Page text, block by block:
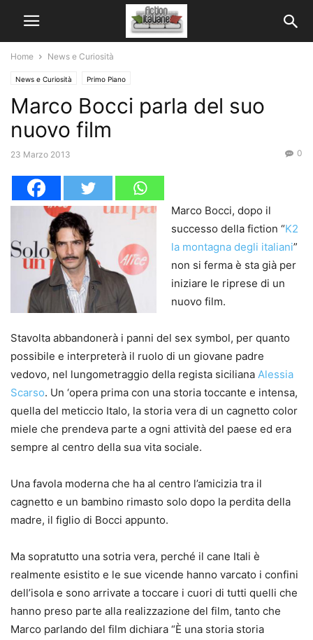
Home News e Curiosità
News e Curiosità Primo Piano
Marco Bocci parla del suo
nuovo film
23 Marzo 2013 0
Marco Bocci, dopo il
successo della fiction “K2
la montagna degli italiani”
non si ferma è sta già per
iniziare le riprese di un
nuovo film.
Stavolta abbandonerà i panni del sex symbol, per quanto
possibile e interpreterà il ruolo di un giovane padre
vedovo, nel lungometraggio della regista siciliana Alessia
Scarso. Un ‘opera prima con una storia toccante e intensa,
quella del meticcio Italo, la storia vera di un cagnetto color
miele che prendeva parte a ogni attività del paese ed era
sempre al centro della sua vita sociale.
Una favola moderna che ha al centro l’amicizia tra il
cagnetto e un bambino rimasto solo dopo la perdita della
madre, il figlio di Bocci appunto.
Ma sopratutto una sotria vera, perché il cane Itali è
realmente esistito e le sue vicende hanno varcato i confini
dell’isola e sono arrivate a toccare i cuori di tutti quelli che
hanno preso parte alla realizzazione del film, tanto che
Marco parlando del film dichiara “È una storia storia